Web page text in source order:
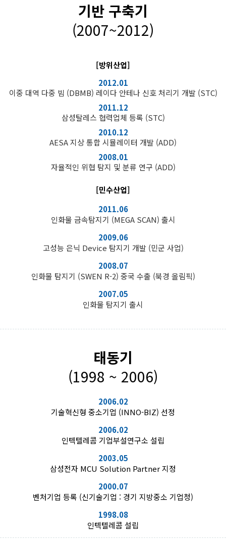
기반 구축기
(2007~2012)
[방위산업]
이중 대역 다중 빔 (DBMB) 레이다 안테나 신호 처리기 개발 (STC)
2012.01
삼성탈레스 협력업체 등록 (STC)
2011.12
AESA 지상 통합 시뮬레이터 개발 (ADD)
2010.12
자율적인 위협 탐지 및 분류 연구 (ADD)
2008.01
[민수산업]
2011.06
인화물 금속탐지기 (MEGA SCAN) 출시
2009.06
고성능 은닉 Device 탐지기 개발 (민군 사업)
2008.07
인화물 탐지기 (SWEN R-2) 중국 수출 (북경 올림픽)
2007.05
인화물 탐지기 출시
태동기
(1998 ~ 2006)
2006.02
기술혁신형 중소기업 (INNO-BIZ) 선정
2006.02
인텍텔레콤 기업부설연구소 설립
2003.05
삼성전자 MCU Solution Partner 지정
2000.07
벤처기업 등록 (신기술기업 : 경기 지방중소 기업청)
1998.08
인텍텔레콤 설립